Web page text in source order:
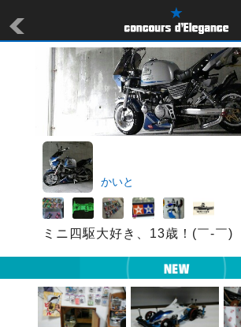
かいと
ミニ四駆大好き、13歳！(￣-￣)ゞ